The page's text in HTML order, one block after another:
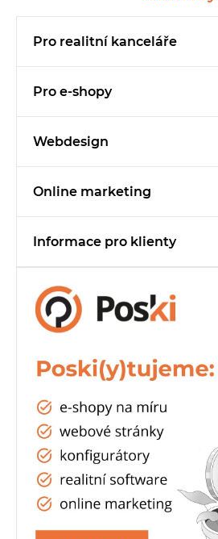
Pro realitní kanceláře
Pro e-shopy
Webdesign
Online marketing
Informace pro klienty